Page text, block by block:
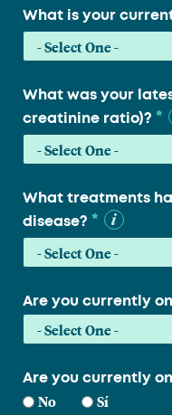
What is your current
What was your
creatinine ratio)? *
What treatments
disease? *
Are you currently
Are you currently
No Sí